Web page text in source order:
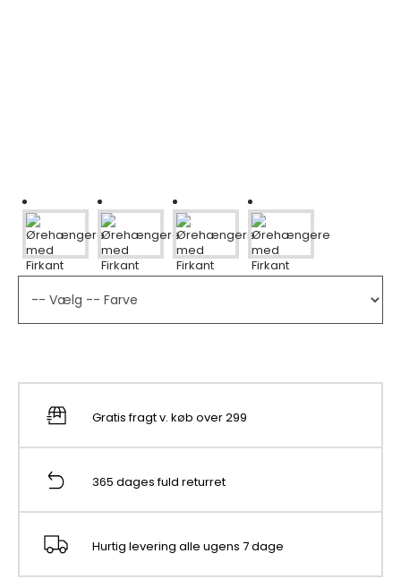
Gratis fragt v. køb over 299
365 dages fuld returret
Hurtig levering alle ugens 7 dage